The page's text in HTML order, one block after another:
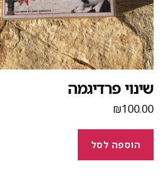
פרדיגמה
₪
הוספה לסל